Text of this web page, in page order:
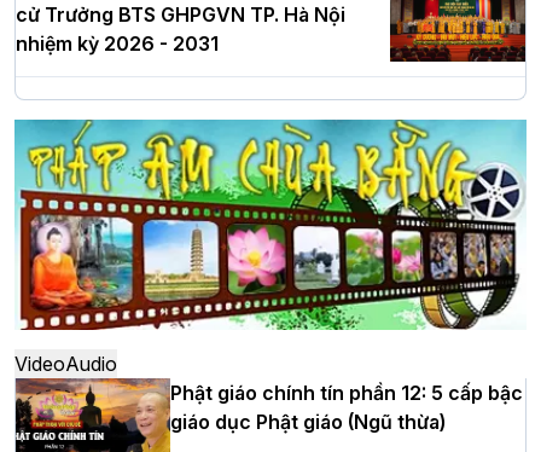
cử Trưởng BTS GHPGVN TP. Hà Nội
nhiệm kỳ 2026 - 2031
Hà Nội: Long trọng lễ khởi công xây
dựng Trung tâm văn hóa Phật giáo Thủ
đô
Hà Nội: Ngày tu học cuối cùng khép lại
khóa sinh hoạt Phật pháp mùa hè lần
thứ XIV tại chùa Bằng
Học yêu thương trong ngày tu tập thứ
VideoAudio
Phật giáo chính tín phần 12: 5 cấp bậc
giáo dục Phật giáo (Ngũ thừa)